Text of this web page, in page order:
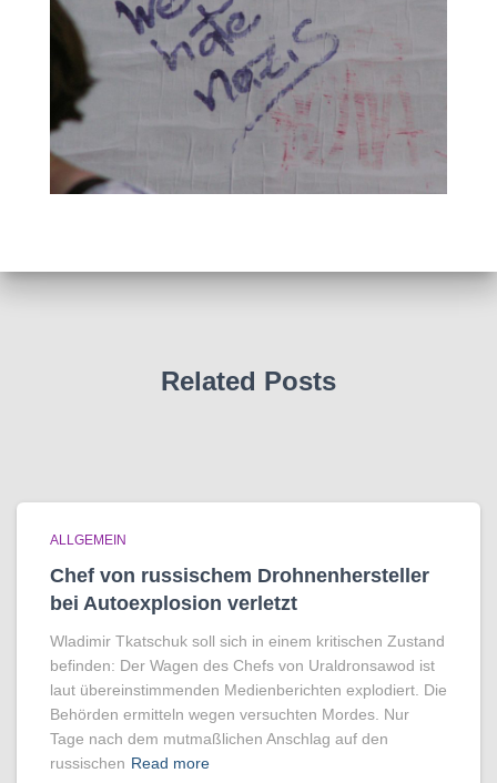
Related Posts
ALLGEMEIN
Chef von russischem Drohnenhersteller
bei Autoexplosion verletzt
Wladimir Tkatschuk soll sich in einem kritischen Zustand
befinden: Der Wagen des Chefs von Uraldronsawod ist
laut übereinstimmenden Medienberichten explodiert. Die
Behörden ermitteln wegen versuchten Mordes. Nur
Tage nach dem mutmaßlichen Anschlag auf den
russischen Read more